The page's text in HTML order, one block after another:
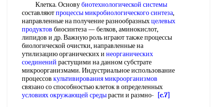
Клетка. Основубиотехнологической системы
составляютпроцессы микробиологического синтеза,
направленные на получение разнообразныхцелевых
продуктов биосинтеза — белков, аминокислот,
липидов и др. Важную роль играют также процессы
биологической очистки, направленные на
утилизацию органических и неорганических
соединений растущими на данном субстрате
микроорганизмами. Индустриальное использование
процессов культивирования микроорганизмов
связано со способностью клеток в определенных
условиях окружающей средырасти и размно- [c.7]